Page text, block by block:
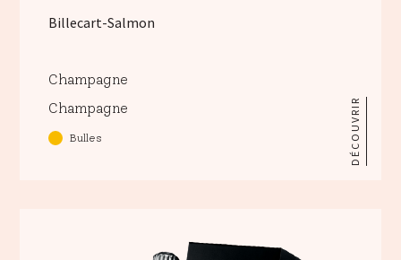
Billecart-Salmon
Champagne
Champagne
Bulles DÉCOUVRIR